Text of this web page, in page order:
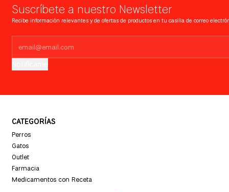
Suscríbete a nuestro Newsletter
Recibe información relevantes y de ofertas de productos en tu casilla de correo
CATEGORÍAS
Perros
Gatos
Outlet
Farmacia
Medicamentos con Receta